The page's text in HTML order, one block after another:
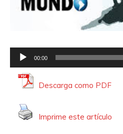
e
00:00
Descarga como PDF
Imprime este artículo